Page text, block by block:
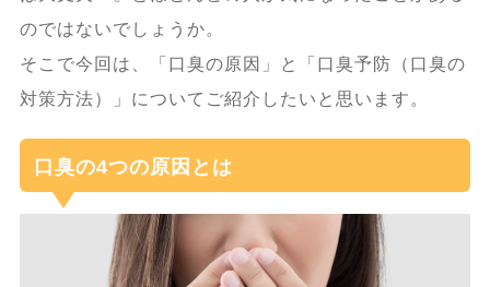
のではないでしょうか。
そこで今回は、「口臭の原因」と「口臭予防（口臭の
対策方法）」についてご紹介したいと思います。
口臭の4つの原因とは